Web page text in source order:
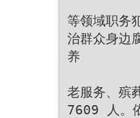
等领域职务
治群众身边
养
老服务、殡
7609 人。